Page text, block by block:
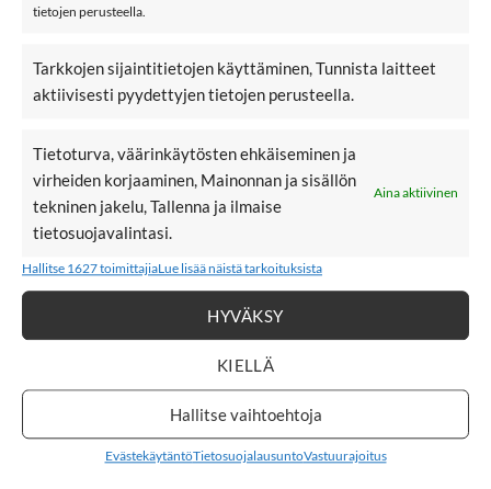
tietojen perusteella.
Tarkkojen sijaintitietojen käyttäminen, Tunnista laitteet
aktiivisesti pyydettyjen tietojen perusteella.
Tietoturva, väärinkäytösten ehkäiseminen ja
virheiden korjaaminen, Mainonnan ja sisällön
tekninen jakelu, Tallenna ja ilmaise
tietosuojavalintasi.
Aina aktiivinen
Hallitse 1627 toimittajiaLue lisää näistä tarkoituksista
HYVÄKSY
KIELLÄ
Hallitse vaihtoehtoja
EvästekäytäntöTietosuojalausuntoVastuurajoitus
Vyötäröllä kuminauha, joka takaa hyvän istuvuuden topille.
Materiaali: 100% kierrätettyä polyesteriä
YAS
Nakoan naisten vaatteita